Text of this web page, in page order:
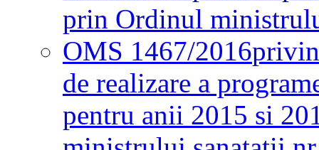
prin Ordinul
OMS 1467/2016
de realizare a
pentru anii 2015 si